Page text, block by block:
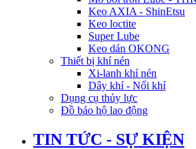
Keo AXIA - ShinEtsu
Keo loctite
Super Lube
Keo dán OKONG
Thiết bị khí nén
Xi-lanh khí nén
Dây khí - Nối khí
Dụng cụ thủy lực
Đồ bảo hộ lao động
TIN TỨC - SỰ KIỆN